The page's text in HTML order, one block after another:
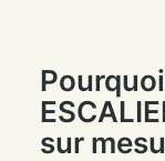
sur